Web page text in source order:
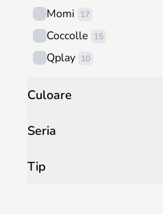
Momi 17
Coccolle 15
Qplay 10
Joolz
Graco
Culoare
Seria
Tip